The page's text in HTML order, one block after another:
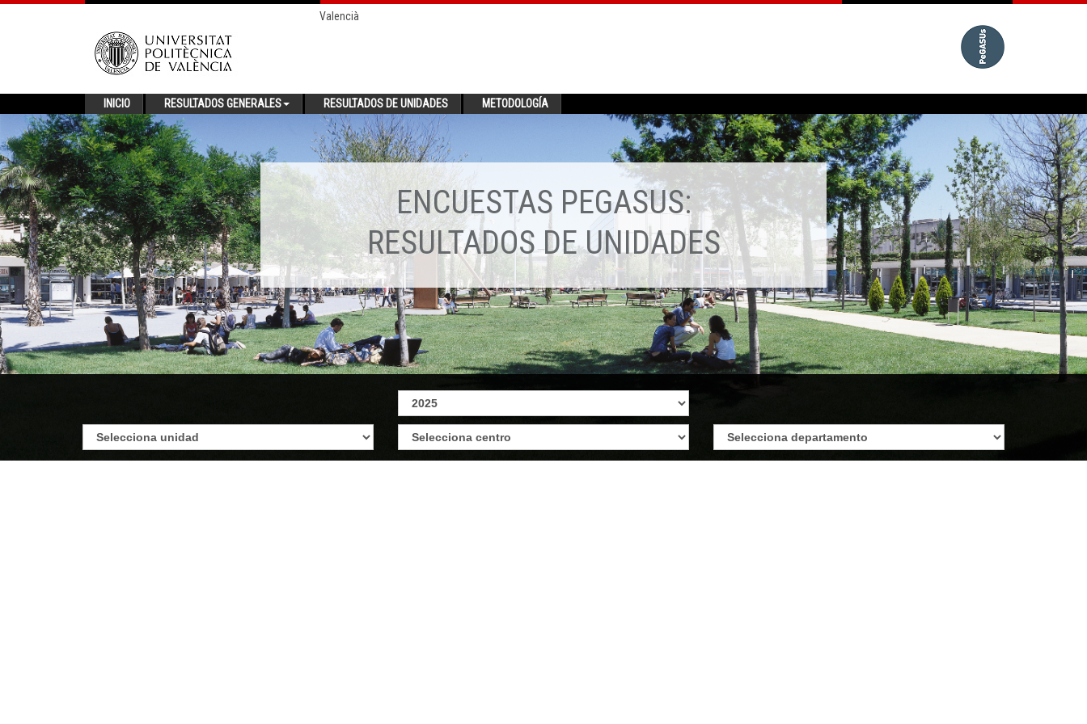
Valencià
INICIO RESULTADOS GENERALES RESULTADOS DE UNIDADES METODOLOGÍA
ENCUESTAS PEGASUS:
RESULTADOS DE UNIDADES